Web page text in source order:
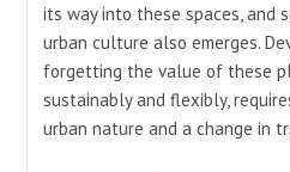
its way into these spaces, and
urban culture also emerges.
forgetting the value of these
sustainably and flexibly,
urban nature and a change in